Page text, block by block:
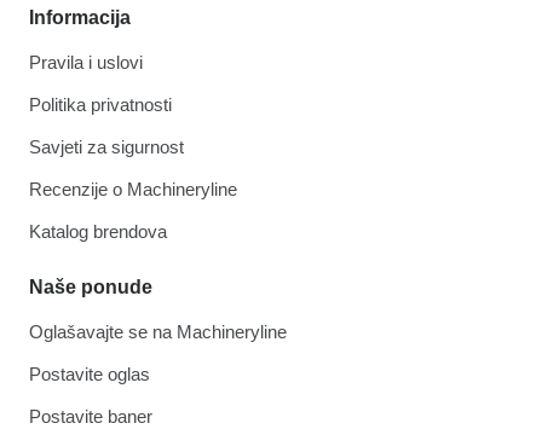
Informacija
Pravila i uslovi
Politika privatnosti
Savjeti za sigurnost
Recenzije o Machineryline
Katalog brendova
Naše ponude
Oglašavajte se na Machineryline
Postavite oglas
Postavite baner